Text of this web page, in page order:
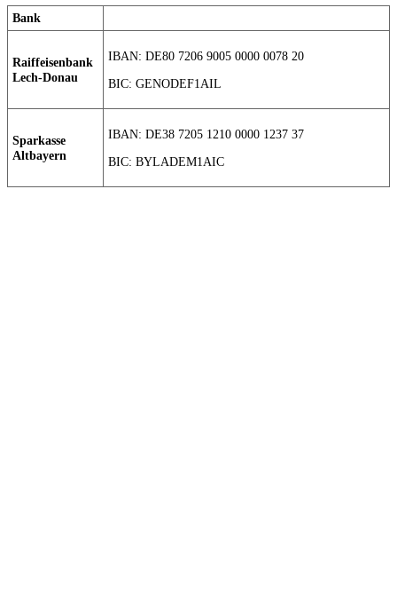
Bank
Raiffeisenbank
Lech-Donau
IBAN: DE80 7206 9005 0000 0078 20
BIC: GENODEF1AIL
Sparkasse
Altbayern
IBAN: DE38 7205 1210 0000 1237 37
BIC: BYLADEM1AIC